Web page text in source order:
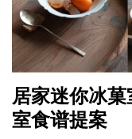
居家迷你冰
室食谱提案